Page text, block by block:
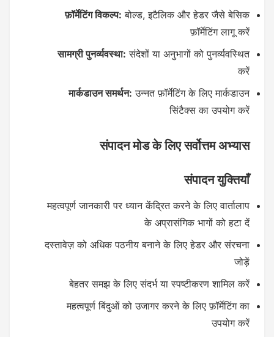
फ़ॉर्मेटिंग विकल्प: बोल्ड, इटैलिक और हेडर जैसे बेसिक
फ़ॉर्मेटिंग लागू करें
सामग्री पुनर्व्यवस्था: संदेशों या अनुभागों को पुनर्व्यवस्थित
करें
मार्कडाउन समर्थन: उन्नत फ़ॉर्मेटिंग के लिए मार्कडाउन
सिंटैक्स का उपयोग करें
संपादन मोड के लिए सर्वोत्तम अभ्यास
संपादन युक्तियाँ
महत्वपूर्ण जानकारी पर ध्यान केंद्रित करने के लिए वार्तालाप
के अप्रासंगिक भागों को हटा दें
दस्तावेज़ को अधिक पठनीय बनाने के लिए हेडर और संरचना
जोड़ें
बेहतर समझ के लिए संदर्भ या स्पष्टीकरण शामिल करें
महत्वपूर्ण बिंदुओं को उजागर करने के लिए फ़ॉर्मेटिंग का
उपयोग करें